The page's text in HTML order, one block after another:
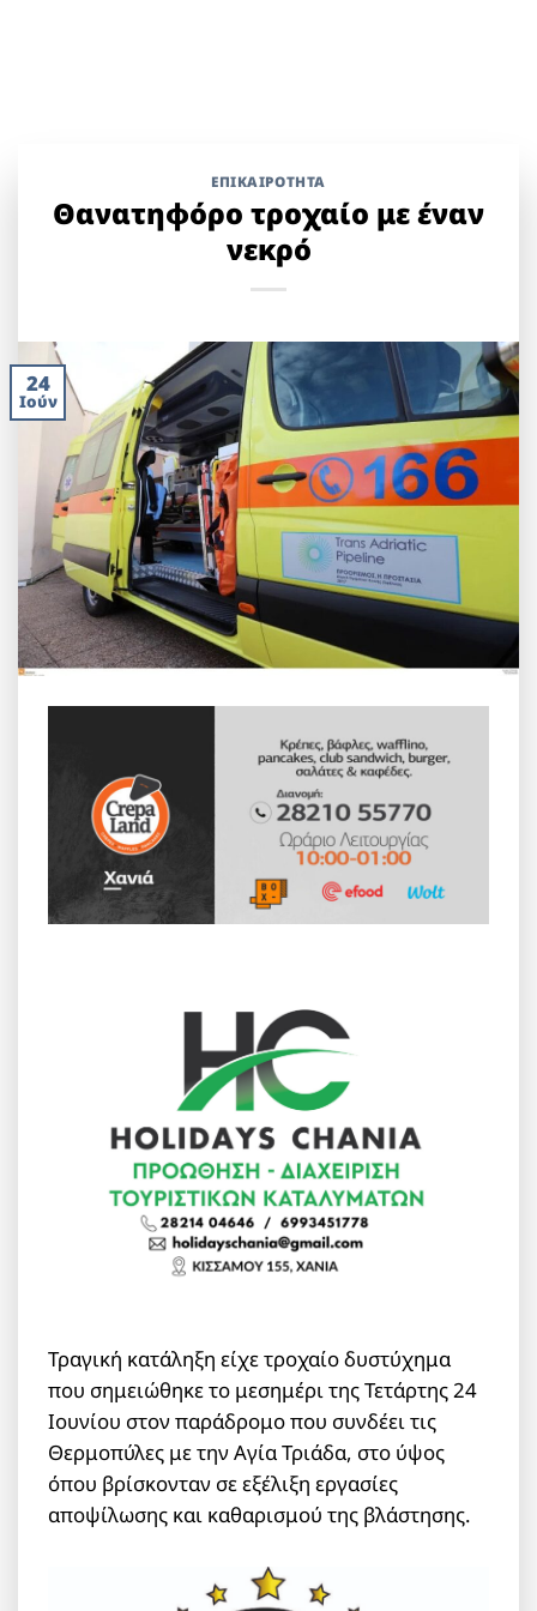
ΕΠΙΚΑΙΡΟΤΗΤΑ
Θανατηφόρο τροχαίο με έναν
νεκρό
24
Ιούν
Τραγική κατάληξη είχε τροχαίο δυστύχημα
που σημειώθηκε το μεσημέρι της Τετάρτης 24
Ιουνίου στον παράδρομο που συνδέει τις
Θερμοπύλες με την Αγία Τριάδα, στο ύψος
όπου βρίσκονταν σε εξέλιξη εργασίες
αποψίλωσης και καθαρισμού της βλάστησης.